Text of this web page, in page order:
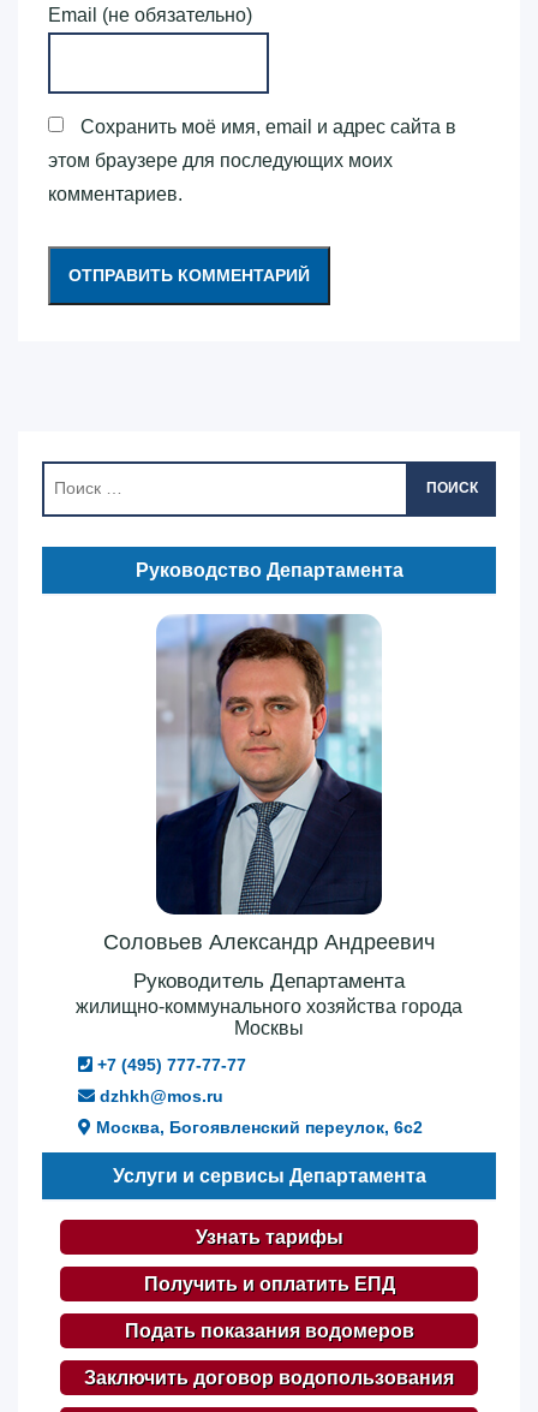
Email (не обязательно)
Сохранить моё имя, email и адрес сайта в
этом браузере для последующих моих
комментариев.
ПОИСК
Руководство Департамента
Соловьев Александр Андреевич
Руководитель Департамента
жилищно-коммунального хозяйства города
Москвы
+7 (495) 777-77-77
dzhkh@mos.ru
Москва, Богоявленский переулок, 6с2
Услуги и сервисы Департамента
Узнать тарифы
Получить и оплатить ЕПД
Подать показания водомеров
Заключить договор водопользования